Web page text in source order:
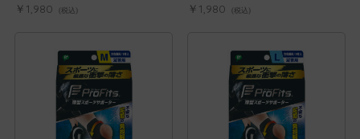
￥1,980 (税込) ￥1,980 (税込)